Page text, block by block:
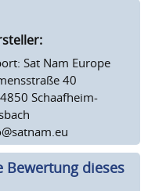
Sat Nam Europe
40
Schaafheim-
Bewertung dieses